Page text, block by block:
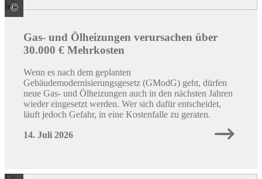
© Marc Beckmann | co2online
Gas- und Ölheizungen verursachen über
30.000 € Mehrkosten
Wenn es nach dem geplanten
Gebäudemodernisierungsgesetz (GModG) geht, dürfen
neue Gas- und Ölheizungen auch in den nächsten Jahren
wieder eingesetzt werden. Wer sich dafür entscheidet,
läuft jedoch Gefahr, in eine Kostenfalle zu geraten.
14. Juli 2026